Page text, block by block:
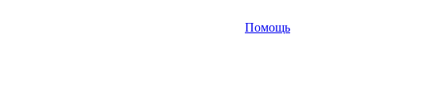
Помощь